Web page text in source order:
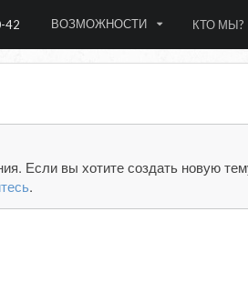
42 ВОЗМОЖНОСТИ КТО МЫ?
Если вы хотите создать новую
.